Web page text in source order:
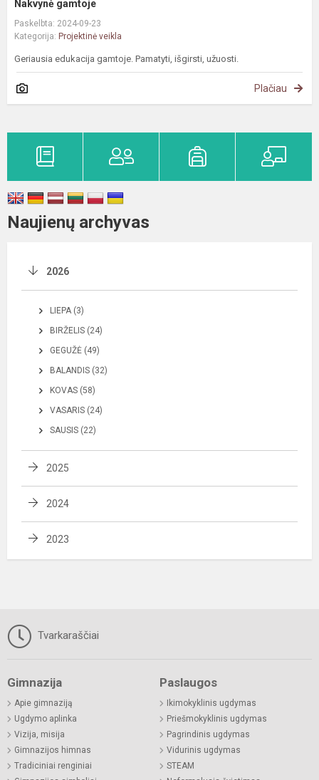
Nakvynė gamtoje
Paskelbta: 2024-09-23
Kategorija: Projektinė veikla
Geriausia edukacija gamtoje. Pamatyti, išgirsti, užuosti.
Plačiau
Naujienų archyvas
2026
LIEPA (3)
BIRŽELIS (24)
GEGUŽĖ (49)
BALANDIS (32)
KOVAS (58)
VASARIS (24)
SAUSIS (22)
2025
2024
2023
Tvarkaraščiai
Gimnazija
Apie gimnaziją
Ugdymo aplinka
Vizija, misija
Gimnazijos himnas
Tradiciniai renginiai
Paslaugos
Ikimokyklinis ugdymas
Priešmokyklinis ugdymas
Pagrindinis ugdymas
Vidurinis ugdymas
STEAM